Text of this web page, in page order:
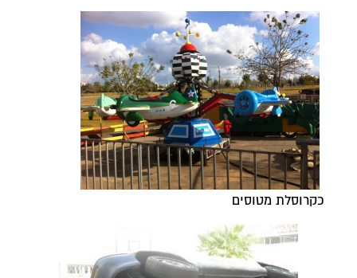
כקרוסלת מטוסים